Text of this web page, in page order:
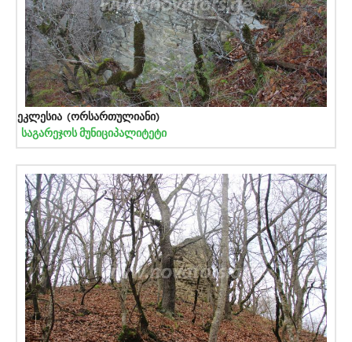
ეკლესია (ორსართულიანი)
საგარეჯოს მუნიციპალიტეტი